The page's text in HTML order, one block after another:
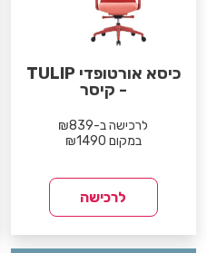
כיסא אורטופדי TULIP
- קיסר
לרכישה ב-₪839
במקום ₪1490
לרכישה